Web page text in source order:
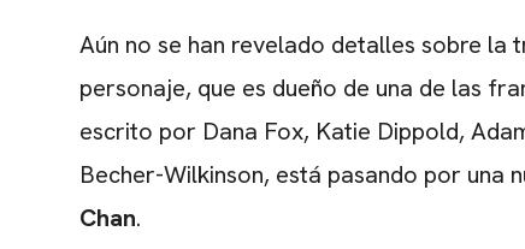
Aún no se han revelado detalles sobre
personaje, que es dueño de una de las
escrito por Dana Fox, Katie Dippold,
Becher-Wilkinson, está pasando por una
Chan.